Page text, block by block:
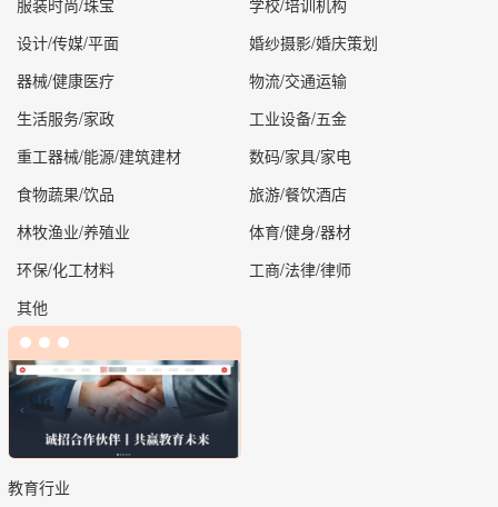
设计/传媒/平面
婚纱摄影/婚庆策划
器械/健康医疗
物流/交通运输
生活服务/家政
工业设备/五金
重工器械/能源/建筑建材
数码/家具/家电
食物蔬果/饮品
旅游/餐饮酒店
林牧渔业/养殖业
体育/健身/器材
环保/化工材料
工商/法律/律师
其他
教育行业